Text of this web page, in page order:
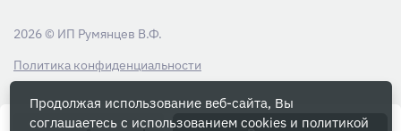
Вся информация на данном сайте носит ознакомительный характер и ни
Политика конфиденциальности
2026 © ИП Румянцев В.Ф.
Продолжая использование веб-сайта, Вы
соглашаетесь с использованием cookies и политикой